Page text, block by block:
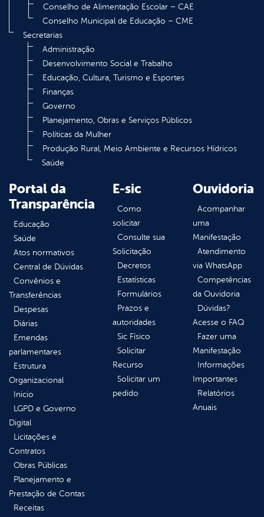
Conselho de Alimentação Escolar – CAE
Conselho Municipal de Educação – CME
Secretarias
Administração
Desenvolvimento Social e Trabalho
Educação, Cultura, Turismo e Esportes
Finanças
Governo
Planejamento, Obras e Serviços Públicos
Políticas da Mulher
Produção Rural, Meio Ambiente e Recursos Hídricos
Saúde
Portal da
Transparência
Educação
Saúde
Atos normativos
Central de Dúvidas
Convênios e
Transferências
Despesas
Diárias
Emendas
parlamentares
Estrutura
Organizacional
Inicio
LGPD e Governo
Digital
Licitações e
Contratos
Obras Públicas
Planejamento e
Prestação de Contas
Receitas
E-sic
Como
solicitar
Consulte sua
Solicitação
Decretos
Estatísticas
Formulários
Prazos e
autoridades
Sic Físico
Solicitar
Recurso
Solicitar um
pedido
Ouvidoria
Acompanhar
uma
Manifestação
Atendimento
via WhatsApp
Competências
da Ouvidoria
Dúvidas?
Acesse o FAQ
Fazer uma
Manifestação
Informações
Importantes
Relatórios
Anuais